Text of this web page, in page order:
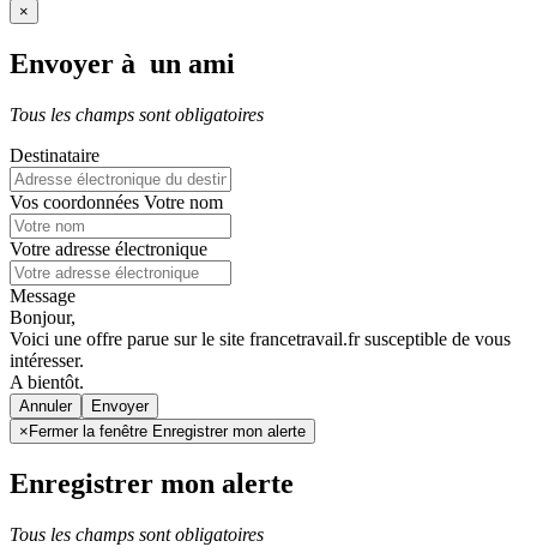
×
Envoyer à un ami
Tous les champs sont obligatoires
Destinataire
Vos coordonnées Votre nom
Votre adresse électronique
Message
Bonjour,
Voici une offre parue sur le site francetravail.fr susceptible de vous
intéresser.
A bientôt.
Annuler
× Fermer la fenêtre Enregistrer mon alerte
Enregistrer mon alerte
Tous les champs sont obligatoires